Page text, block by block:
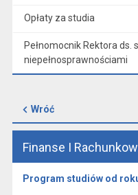
Opłaty za studia
Pełnomocnik Rektora ds.
niepełnosprawnościami
Wróć
Finanse I
Program studiów od